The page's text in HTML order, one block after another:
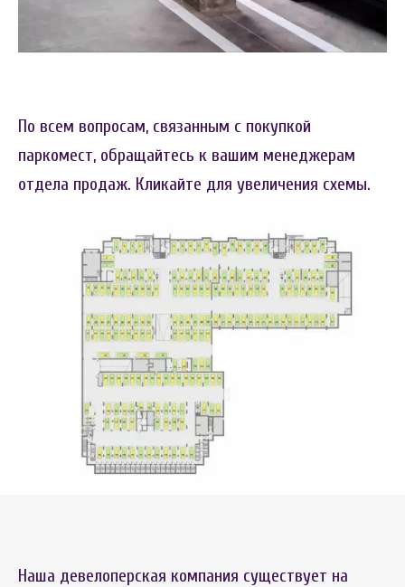
По всем вопросам, связанным с покупкой
паркомест, обращайтесь к вашим менеджерам
отдела продаж. Кликайте для увеличения схемы.
Наша девелоперская компания существует на